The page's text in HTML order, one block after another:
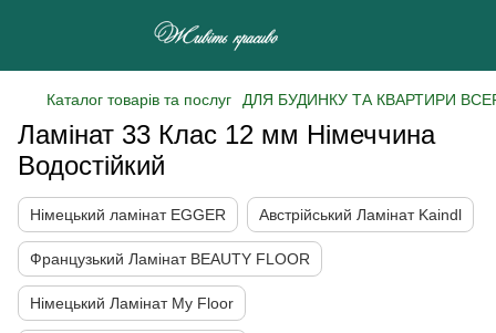
Каталог товарів та послуг ДЛЯ БУДИНКУ ТА КВАРТИРИ
Ламінат 33 Клас 12 мм Німеччина
Водостійкий
Німецький ламінат EGGER Австрійський Ламінат Kaindl
Французький Ламінат BEAUTY FLOOR
Німецький Ламінат My Floor